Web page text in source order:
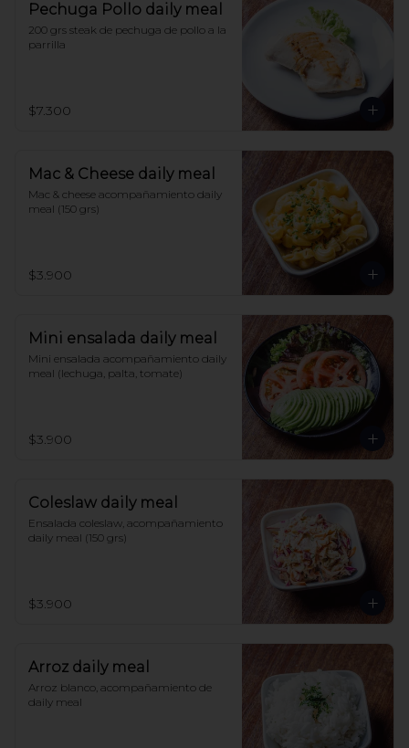
Pechuga Pollo daily meal
200 grs steak de pechuga de pollo a la
parrilla
$7.300
Mac & Cheese daily meal
Mac & cheese acompañamiento daily
meal (150 grs)
$3.900
Mini ensalada daily meal
Mini ensalada acompañamiento daily
meal (lechuga, palta, tomate)
$3.900
Coleslaw daily meal
Ensalada coleslaw, acompañamiento
daily meal (150 grs)
$3.900
Arroz daily meal
Arroz blanco, acompañamiento de
daily meal